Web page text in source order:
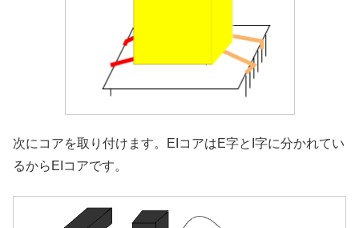
次にコアを取り付けます。EIコアはE字とI字に分かれてい
るからEIコアです。